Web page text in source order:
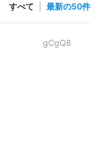
すべて 最新の50件
gCgQ8